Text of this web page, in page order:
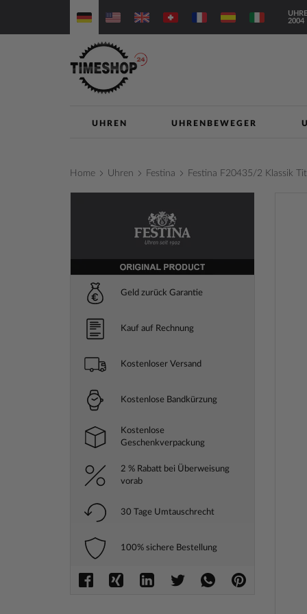
zum
2004
UHREN UHRENBEWEGER
Home Uhren Festina Festina F20435/2 Klassik
Geld zurück Garantie
Kauf auf Rechnung
Kostenloser Versand
Kostenlose Bandkürzung
Kostenlose
Geschenkverpackung
2 % Rabatt bei Überweisung
vorab
30 Tage Umtauschrecht
100% sichere Bestellung